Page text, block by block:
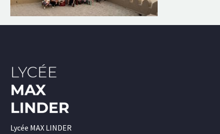
Lycée MAX LINDER